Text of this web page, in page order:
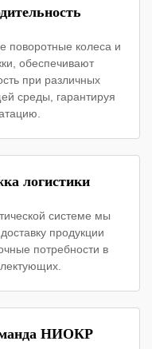
поворотные колеса и
обеспечивают
при различных
среды, гарантируя
логистики
системе мы
продукции
потребности в
НИОКР